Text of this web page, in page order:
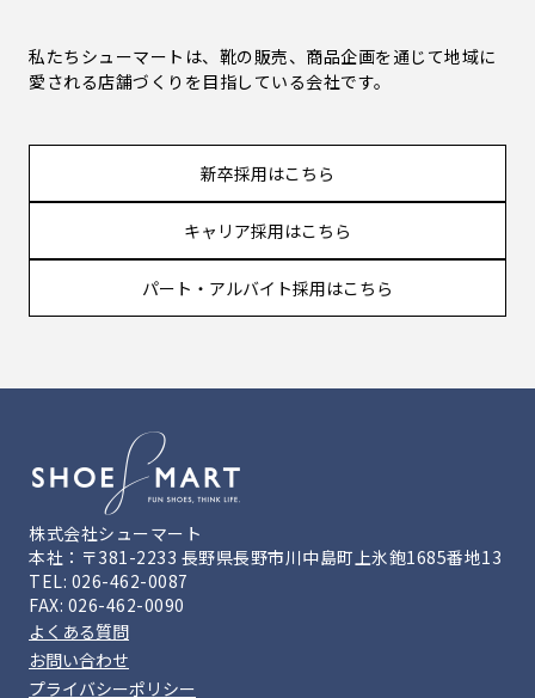
私たちシューマートは、靴の販売、商品企画を通じて地域に
愛される店舗づくりを目指している会社です。
新卒採用はこちら
キャリア採用はこちら
パート・アルバイト採用はこちら
株式会社シューマート
本社：〒381-2233 長野県長野市川中島町上氷鉋1685番地13
TEL: 026-462-0087
FAX: 026-462-0090
よくある質問
お問い合わせ
プライバシーポリシー